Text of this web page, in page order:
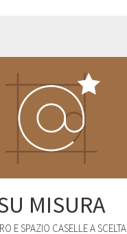
MISURA
E SPAZIO CASELLE A SCELTA